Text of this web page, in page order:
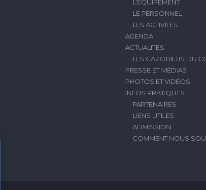
L’ÉQUIPEMENT
LE PERSONNEL
LES ACTIVITÉS
AGENDA
ACTUALITÉS
LES GAZOUILLIS DU
PRESSE ET MÉDIAS
PHOTOS ET VIDÉOS
INFOS PRATIQUES
PARTENAIRES
LIENS UTILES
ADMISSION
COMMENT NOUS